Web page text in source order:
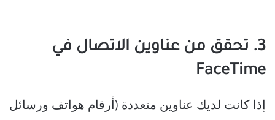
3. تحقق من عناوين الاتصال في
FaceTime
إذا كانت لديك عناوين متعددة (أرقام هواتف ورسائل